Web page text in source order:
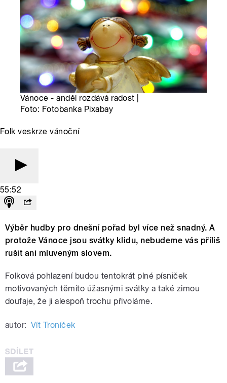
Vánoce - anděl rozdává radost |
Foto: Fotobanka Pixabay
Folk veskrze vánoční
55:52
Výběr hudby pro dnešní pořad byl více než snadný. A
protože Vánoce jsou svátky klidu, nebudeme vás příliš
rušit ani mluveným slovem.
Folková pohlazení budou tentokrát plné písniček
motivovaných těmito úžasnými svátky a také zimou
doufaje, že ji alespoň trochu přivoláme.
autor: Vít Troníček